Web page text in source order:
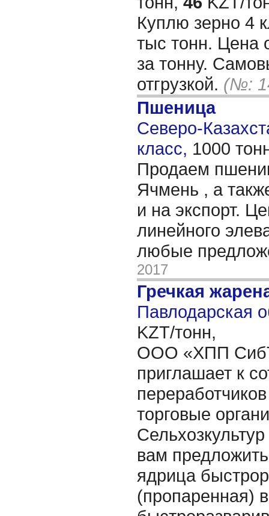
Куплю зерно 4
тыс тонн. Цена
за тонну.
отгрузкой. (№:
Пшеница
Северо-
класс, 1000
Продаем
Ячмень , а
и на экспорт.
линейного
любые
2017
Гречкая
Павлодарская
KZT/тонн,
ООО «ХПП
приглашает к
торговые
вам
ядрица
(пропаренная)